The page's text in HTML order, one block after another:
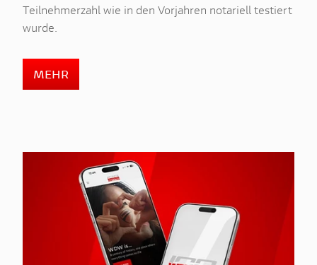
Teilnehmerzahl wie in den Vorjahren notariell testiert
wurde.
MEHR